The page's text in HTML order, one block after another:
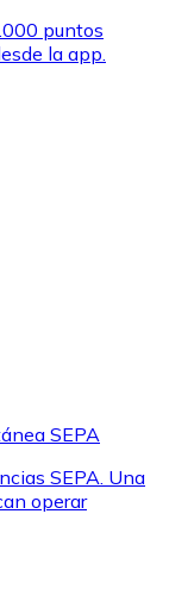
puntos
la app.
SEPA
SEPA. Una
operar